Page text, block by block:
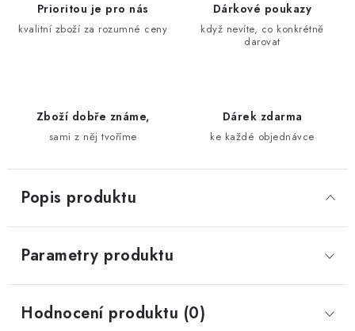
Prioritou je pro nás
kvalitní zboží za rozumné ceny
Dárkové poukazy
když nevíte, co konkrétně
darovat
Zboží dobře známe,
sami z něj tvoříme
Dárek zdarma
ke každé objednávce
Popis produktu
Parametry produktu
Hodnocení produktu (0)